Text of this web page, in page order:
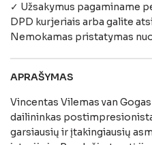
✓ Užsakymus pagaminame
DPD kurjeriais arba galite
Nemokamas pristatymas
APRAŠYMAS
Vincentas Vilemas van
dailininkas
garsiausių ir įtakingiausių